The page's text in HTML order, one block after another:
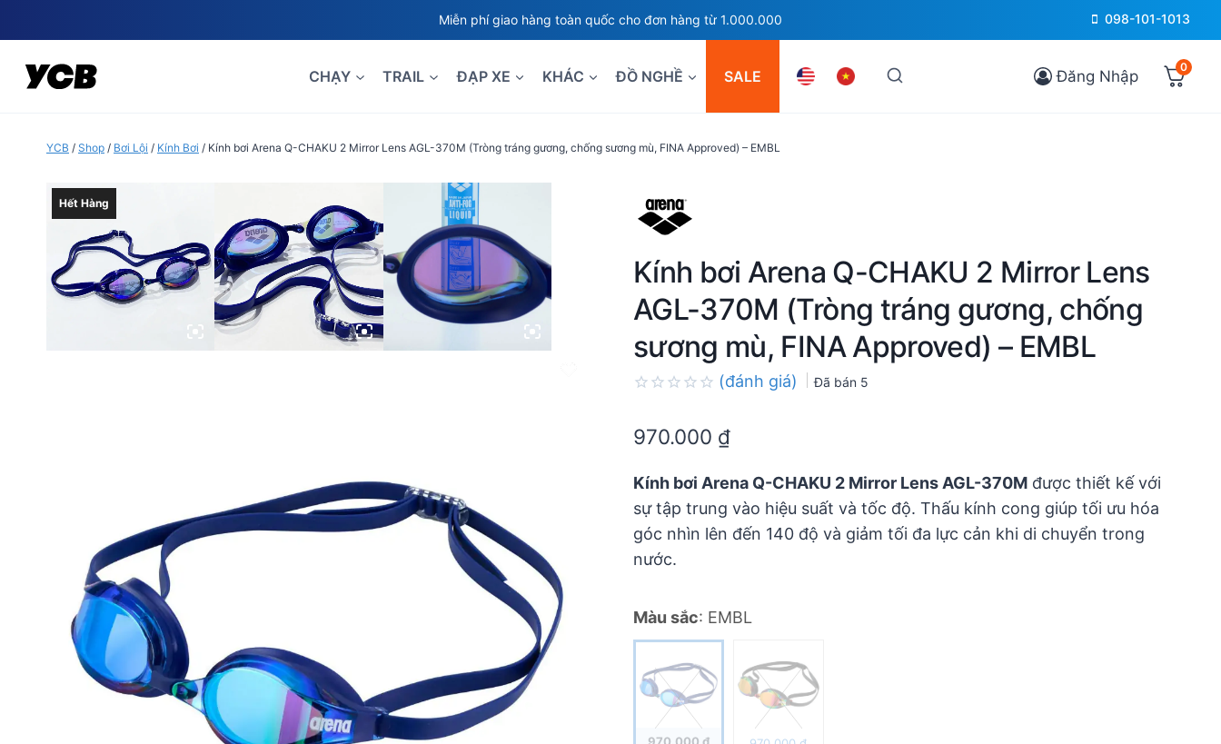
to
content
Miễn phí giao hàng toàn quốc cho đơn hàng từ 1.000.000 098-101-1013
CHẠY TRAIL ĐẠP XE KHÁC ĐỒ NGHỀ SALE Đăng Nhập 0
YCB / Shop / Bơi Lội / Kính Bơi / Kính bơi Arena Q-CHAKU 2 Mirror Lens AGL-370M (Tròng tráng gương, chống sương mù, FINA Approved) – EMBL
Hết Hàng
Kính bơi Arena Q-CHAKU 2 Mirror Lens
AGL-370M (Tròng tráng gương, chống
sương mù, FINA Approved) – EMBL
out
(đánh giá) Đã bán 5
970.000 ₫
Kính bơi Arena Q-CHAKU 2 Mirror Lens AGL-370Mđược thiết kế với
sự tập trung vào hiệu suất và tốc độ. Thấu kính cong giúp tối ưu hóa
góc nhìn lên đến 140 độ và giảm tối đa lực cản khi di chuyển trong
nước.
Màu sắc: EMBL